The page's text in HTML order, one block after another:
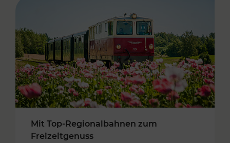
Mit Top-Regionalbahnen zum
Freizeitgenuss